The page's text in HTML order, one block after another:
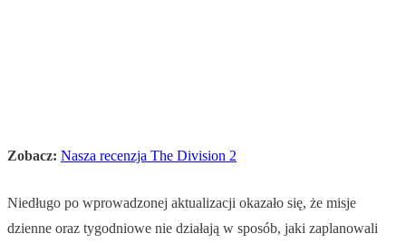
Zobacz: Nasza recenzja The Division 2
Niedługo po wprowadzonej aktualizacji okazało się, że misje
dzienne oraz tygodniowe nie działają w sposób, jaki zaplanowali